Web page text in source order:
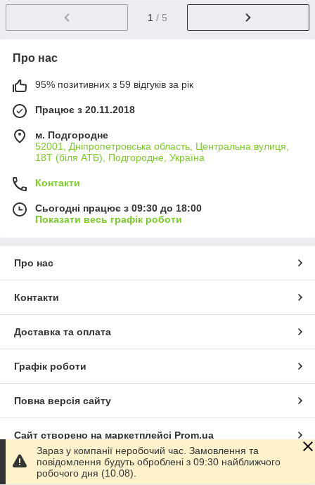
1 / 5
Про нас
95% позитивних з 59 відгуків за рік
Працює з 20.11.2018
м. Подгородне
52001, Дніпропетровська область, Центральна вулиця,
18Т (біля АТБ), Подгородне, Україна
Контакти
Сьогодні працює з 09:30 до 18:00
Показати весь графік роботи
Про нас
Контакти
Доставка та оплата
Графік роботи
Повна версія сайту
Сайт створено на маркетплейсі Prom.ua
Політика конфіденційності
Зараз у компанії неробочий час. Замовлення та
повідомлення будуть оброблені з 09:30 найближчого
робочого дня (10.08).